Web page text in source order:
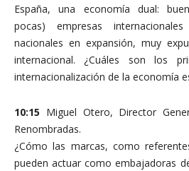
España, una economía dual:
pocas) empresas
nacionales en expansión, muy
internacional. ¿Cuáles son los
internacionalización de la economía
10:15 Miguel Otero, Director
Renombradas.
¿Cómo las marcas, como
pueden actuar como embajadoras